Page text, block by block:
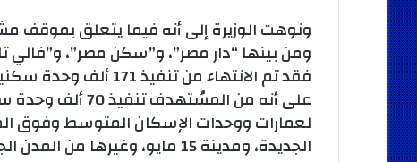
ونوهت الوزيرة إلى أنه فيما يتعلق
ومن بينها “دار مصر”، و”سكن مصر”، و”فالي
على أنه من
لعمارات ووحدات الإسكان المتوسط وفوق
الجديدة، ومدينة 15 مايو، وغيرها من المدن الجديدة.